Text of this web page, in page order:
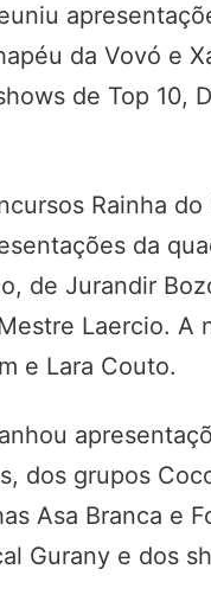
da Vovó e
de Top 10,
Rainha
da
de Jurandir
Laercio.
e Lara Couto.
dos grupos
Asa Branca e
Gurany e dos